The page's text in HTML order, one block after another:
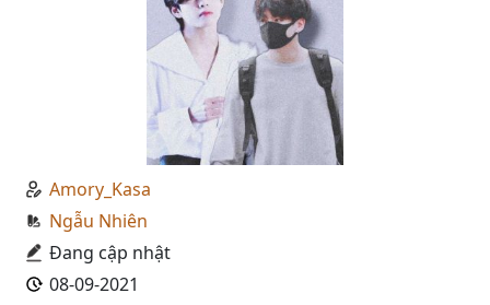
Amory_Kasa
Ngẫu Nhiên
Đang cập nhật
08-09-2021